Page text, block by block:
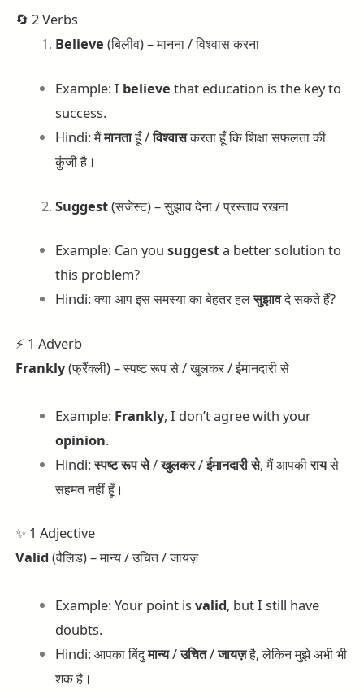
🔄 2 Verbs
Believe (बिलीव) – मानना / विश्वास करना
Example: I believe that education is the key to
success.
Hindi: मैंमानताहूँ /विश्वासकरता हूँ कि शिक्षा सफलता की
कुंजी है।
Suggest(सजेस्ट) – सुझाव देना / प्रस्ताव रखना
Example: Can yousuggesta better solution to
this problem?
Hindi: क्या आप इस समस्या का बेहतर हलसुझावदे सकते हैं?
⚡ 1 Adverb
Frankly(फ्रैंक्ली) – स्पष्ट रूप से / खुलकर / ईमानदारी से
Example: Frankly, I don’t agree with your
opinion.
Hindi:स्पष्टरूपसे/खुलकर/ईमानदारीसे, मैं आपकीरायसे
सहमत नहीं हूँ।
✨ 1 Adjective
Valid (वैलिड) – मान्य / उचित / जायज़
Example: Your point isvalid, but I still have
doubts.
Hindi: आपका बिंदुमान्य/उचित/जायज़है, लेकिन मुझे अभी भी
शक है।